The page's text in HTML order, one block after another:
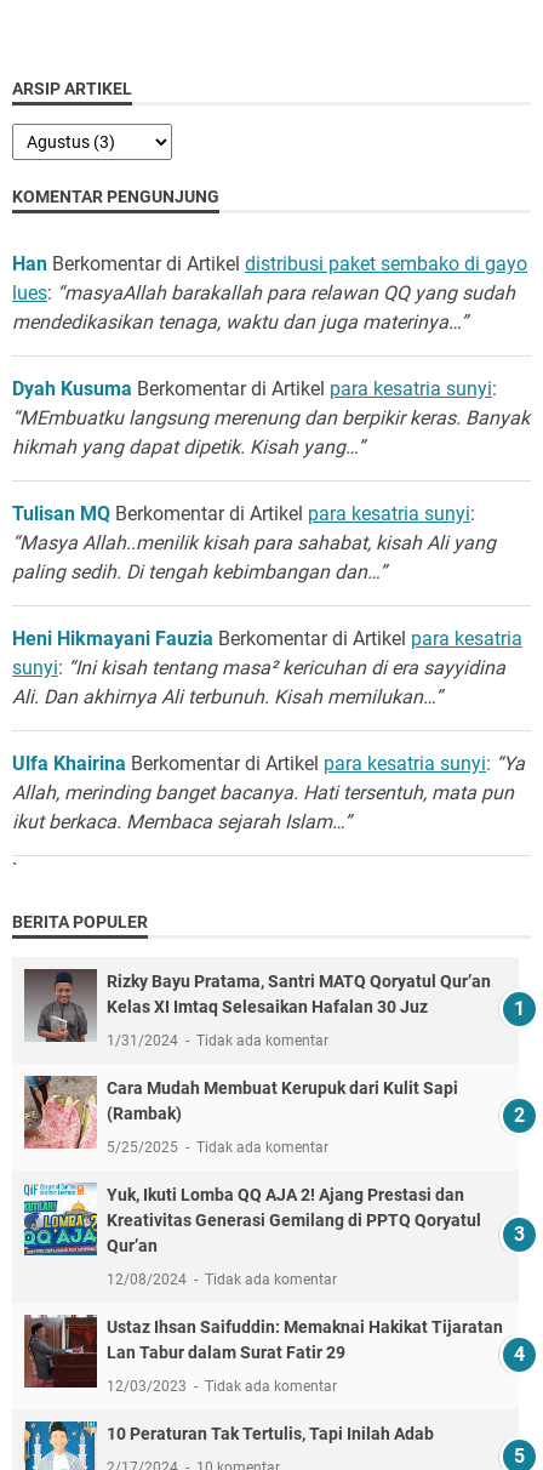
ARSIP ARTIKEL
KOMENTAR PENGUNJUNG
Han Berkomentar di Artikel distribusi paket sembako di gayo
lues: “masyaAllah barakallah para relawan QQ yang sudah
mendedikasikan tenaga, waktu dan juga materinya…”
Dyah Kusuma Berkomentar di Artikel para kesatria sunyi:
“MEmbuatku langsung merenung dan berpikir keras. Banyak
hikmah yang dapat dipetik. Kisah yang…”
Tulisan MQ Berkomentar di Artikel para kesatria sunyi:
“Masya Allah..menilik kisah para sahabat, kisah Ali yang
paling sedih. Di tengah kebimbangan dan…”
Heni Hikmayani Fauzia Berkomentar di Artikel para kesatria
sunyi: “Ini kisah tentang masa² kericuhan di era sayyidina
Ali. Dan akhirnya Ali terbunuh. Kisah memilukan…”
Ulfa Khairina Berkomentar di Artikel para kesatria sunyi: “Ya
Allah, merinding banget bacanya. Hati tersentuh, mata pun
ikut berkaca. Membaca sejarah Islam…”
`
BERITA POPULER
Rizky Bayu Pratama, Santri MATQ Qoryatul Qur’an
Kelas XI Imtaq Selesaikan Hafalan 30 Juz
1/31/2024 Tidak ada komentar
Cara Mudah Membuat Kerupuk dari Kulit Sapi
(Rambak)
5/25/2025 Tidak ada komentar
Yuk, Ikuti Lomba QQ AJA 2! Ajang Prestasi dan
Kreativitas Generasi Gemilang di PPTQ Qoryatul
Qur’an
12/08/2024 Tidak ada komentar
Ustaz Ihsan Saifuddin: Memaknai Hakikat Tijaratan
Lan Tabur dalam Surat Fatir 29
12/03/2023 Tidak ada komentar
10 Peraturan Tak Tertulis, Tapi Inilah Adab